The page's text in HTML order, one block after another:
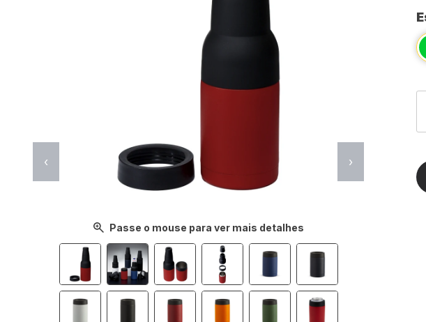
Passe o mouse para ver mais detalhes
‹ ›